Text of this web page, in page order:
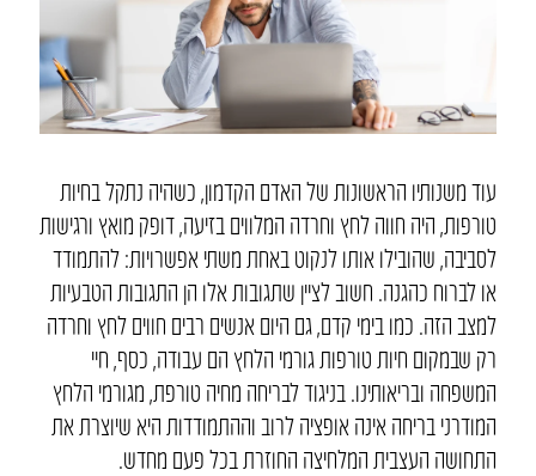
עוד משנותיו הראשונות של האדם הקדמון, כשהיה נתקל בחיות
טורפות, היה חווה לחץ וחרדה המלווים בזיעה, דופק מואץ ורגישות
לסביבה, שהובילו אותו לנקוט באחת משתי אפשרויות: להתמודד
או לברוח כהגנה. חשוב לציין שתגובות אלו הן התגובות הטבעיות
למצב הזה. כמו בימי קדם, גם היום אנשים רבים חווים לחץ וחרדה
רק שבמקום חיות טורפות גורמי הלחץ הם עבודה, כסף, חיי
המשפחה ובריאותינו. בניגוד לבריחה מחיה טורפת, מגורמי הלחץ
המודרני בריחה אינה אופציה לרוב וההתמודדות היא שיוצרת את
התחושה העצבית המלחיצה החוזרת בכל פעם מחדש.